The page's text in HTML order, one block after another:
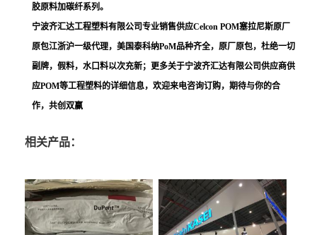
胶原料加碳纤系列。
宁波齐汇达工程塑料有限公司专业销售供应Celcon POM塞拉尼斯原厂
原包江浙沪一级代理，美国泰科纳PoM品种齐全，原厂原包，杜绝一切
副牌，假料，水口料以次充新；更多关于宁波齐汇达有限公司供应商供
应POM等工程塑料的详细信息，欢迎来电咨询订购，期待与你的合
作，共创双赢
相关产品：